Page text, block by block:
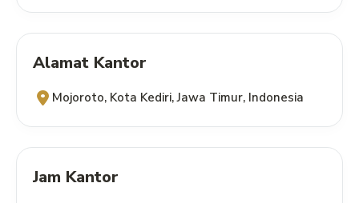
Alamat Kantor
Mojoroto, Kota Kediri, Jawa Timur, Indonesia
Jam Kantor